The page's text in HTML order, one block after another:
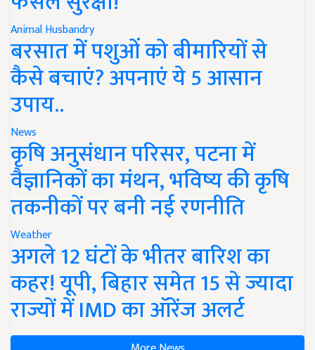
Animal Husbandry
बरसात में पशुओं को बीमारियों से
कैसे बचाएं? अपनाएं ये 5 आसान
उपाय..
News
कृषि अनुसंधान परिसर, पटना में
वैज्ञानिकों का मंथन, भविष्य की कृषि
तकनीकों पर बनी नई रणनीति
Weather
अगले 12 घंटों के भीतर बारिश का
कहर! यूपी, बिहार समेत 15 से ज्यादा
राज्यों में IMD का ऑरेंज अलर्ट